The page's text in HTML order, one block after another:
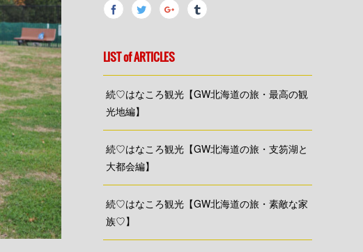
LIST of ARTICLES
続♡はなころ観光【GW北海道の旅・最高の観
光地編】
続♡はなころ観光【GW北海道の旅・支笏湖と
大都会編】
続♡はなころ観光【GW北海道の旅・素敵な家
族♡】